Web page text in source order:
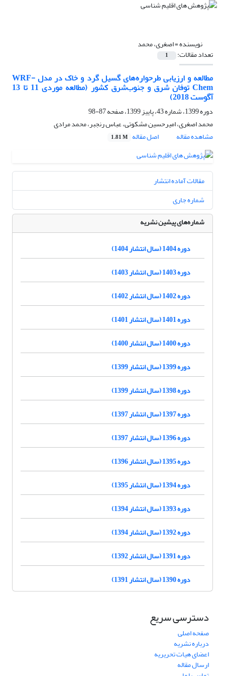
نویسنده =اصغری، محمد
تعداد مقالات: 1
مطالعه و ارزیابی طرحواره‌های گسیل گرد و خاک در مدل WRF-
Chem توفان شرق و جنوب‌شرق کشور (مطالعه موردی 11 تا 13
آگوست 2018)
دوره 1399، شماره 43، پاییز 1399، صفحه
87-98
محمد اصغری، امیرحسین مشکوتی، عباس رنجبر، محمد مرادی
مشاهده مقاله
اصل مقاله 1.81 M
مقالات آماده انتشار
شماره جاری
شماره‌های پیشین نشریه
دوره 1404 (سال انتشار 1404)
دوره 1403 (سال انتشار 1403)
دوره 1402 (سال انتشار 1402)
دوره 1401 (سال انتشار 1401)
دوره 1400 (سال انتشار 1400)
دوره 1399 (سال انتشار 1399)
دوره 1398 (سال انتشار 1399)
دوره 1397 (سال انتشار 1397)
دوره 1396 (سال انتشار 1397)
دوره 1395 (سال انتشار 1396)
دوره 1394 (سال انتشار 1395)
دوره 1393 (سال انتشار 1394)
دوره 1392 (سال انتشار 1394)
دوره 1391 (سال انتشار 1392)
دوره 1390 (سال انتشار 1391)
دسترسی سریع
صفحه اصلی
درباره نشریه
اعضای هیات تحریریه
ارسال مقاله